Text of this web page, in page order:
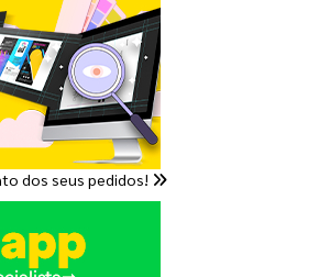
dos seus pedidos!